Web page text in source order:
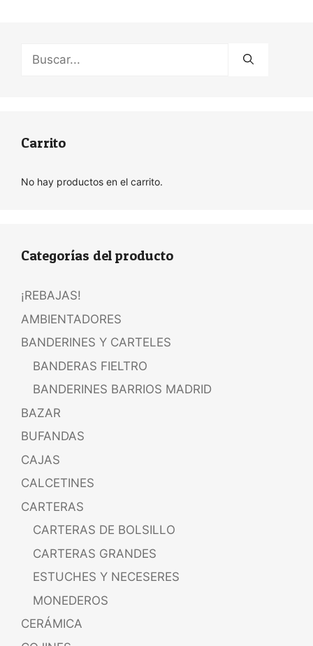
Buscar:
Carrito
No hay productos en el carrito.
Categorías del producto
¡REBAJAS!
AMBIENTADORES
BANDERINES Y CARTELES
BANDERAS FIELTRO
BANDERINES BARRIOS MADRID
BAZAR
BUFANDAS
CAJAS
CALCETINES
CARTERAS
CARTERAS DE BOLSILLO
CARTERAS GRANDES
ESTUCHES Y NECESERES
MONEDEROS
CERÁMICA